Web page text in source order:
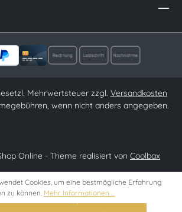
Mehrwertsteuer zzgl. Versandkosten
wenn nicht anders angegeben.
Online - Theme realisiert von Coolbax
Cookies, um eine bestmögliche Erfahrung
zu können. Mehr Informationen ...